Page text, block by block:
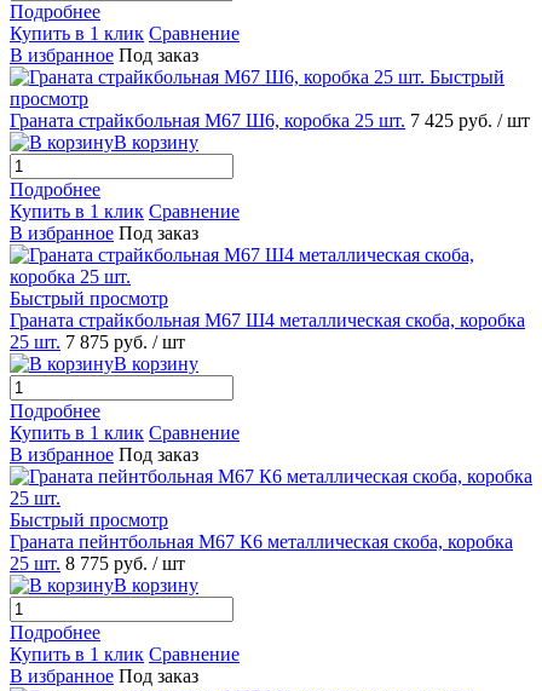
Подробнее
Купить в 1 клик Сравнение
В избранное Под заказ
Быстрый
просмотр
Граната страйкбольная М67 Ш6, коробка 25 шт. 7 425 руб. / шт
В корзину
Подробнее
Купить в 1 клик Сравнение
В избранное Под заказ
Быстрый просмотр
Граната страйкбольная М67 Ш4 металлическая скоба, коробка
25 шт. 7 875 руб. / шт
В корзину
Подробнее
Купить в 1 клик Сравнение
В избранное Под заказ
Быстрый просмотр
Граната пейнтбольная М67 К6 металлическая скоба, коробка
25 шт. 8 775 руб. / шт
В корзину
Подробнее
Купить в 1 клик Сравнение
В избранное Под заказ